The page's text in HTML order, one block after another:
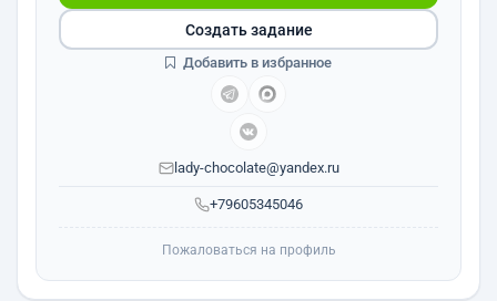
+79605345046
lady-chocolate@yandex.ru
Создать задание
Добавить в избранное
Пожаловаться на профиль